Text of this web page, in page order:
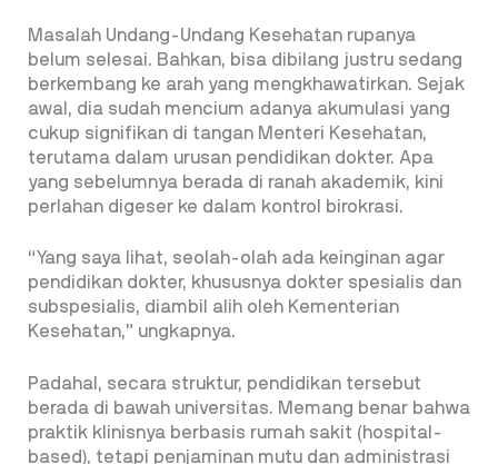
Masalah Undang-Undang Kesehatan rupanya
belum selesai. Bahkan, bisa dibilang justru sedang
berkembang ke arah yang mengkhawatirkan. Sejak
awal, dia sudah mencium adanya akumulasi yang
cukup signifikan di tangan Menteri Kesehatan,
terutama dalam urusan pendidikan dokter. Apa
yang sebelumnya berada di ranah akademik, kini
perlahan digeser ke dalam kontrol birokrasi.
“Yang saya lihat, seolah-olah ada keinginan agar
pendidikan dokter, khususnya dokter spesialis dan
subspesialis, diambil alih oleh Kementerian
Kesehatan,” ungkapnya.
Padahal, secara struktur, pendidikan tersebut
berada di bawah universitas. Memang benar bahwa
praktik klinisnya berbasis rumah sakit (hospital-
based), tetapi penjaminan mutu dan administrasi